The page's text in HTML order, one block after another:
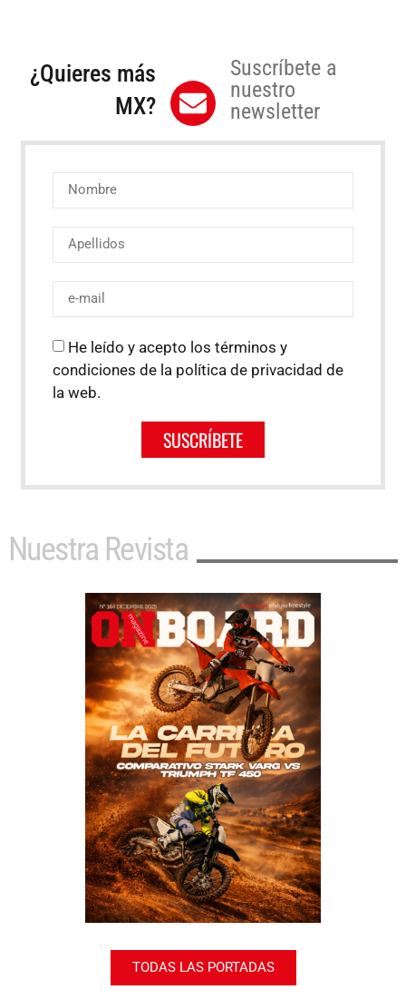
¿Quieres más
MX?
Suscríbete a
nuestro
newsletter
He leído y acepto los términos y
condiciones de la política de privacidad de
la web.
SUSCRÍBETE
Nuestra Revista
TODAS LAS PORTADAS